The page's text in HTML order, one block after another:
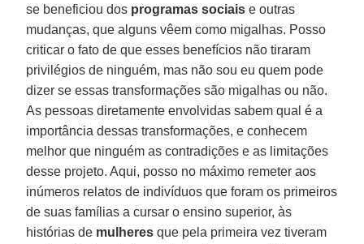
se beneficiou dos programas sociais e outras
mudanças, que alguns vêem como migalhas. Posso
criticar o fato de que esses benefícios não tiraram
privilégios de ninguém, mas não sou eu quem pode
dizer se essas transformações são migalhas ou não.
As pessoas diretamente envolvidas sabem qual é a
importância dessas transformações, e conhecem
melhor que ninguém as contradições e as limitações
desse projeto. Aqui, posso no máximo remeter aos
inúmeros relatos de indivíduos que foram os primeiros
de suas famílias a cursar o ensino superior, às
histórias de mulheres que pela primeira vez tiveram